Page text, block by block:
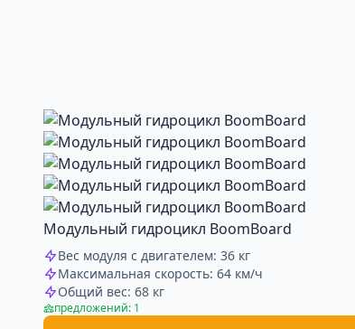
Модульный гидроцикл BoomBoard
Вес модуля с двигателем: 36 кг
Максимальная скорость: 64 км/ч
Общий вес: 68 кг
предложений: 1